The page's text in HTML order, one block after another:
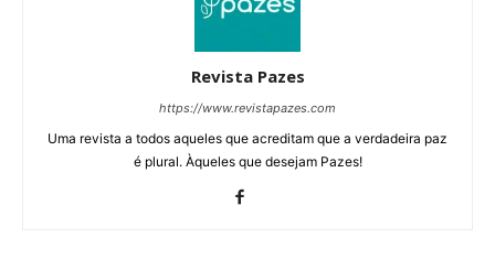
Revista Pazes
https://www.revistapazes.com
Uma revista a todos aqueles que acreditam que a verdadeira paz
é plural. Àqueles que desejam Pazes!